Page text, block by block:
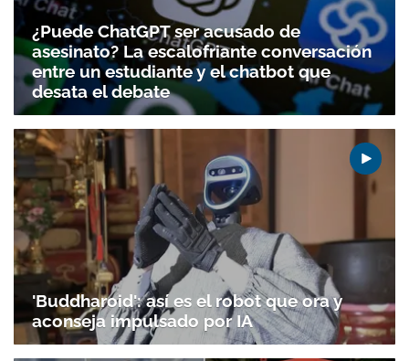
¿Puede ChatGPT ser acusado de
asesinato? La escalofriante conversación
entre un estudiante y el chatbot que
desata el debate
'Buddharoid': así es el robot que ora y
aconseja impulsado por IA